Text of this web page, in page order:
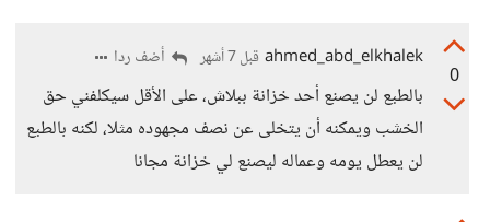
0
ahmed_abd_elkhalek قبل 7 أشهر أضف ردا
بالطبع لن يصنع أحد خزانة ببلاش، على الأقل سيكلفني حق
الخشب ويمكنه أن يتخلى عن نصف مجهوده مثلا، لكنه بالطبع
لن يعطل يومه وعماله ليصنع لي خزانة مجانا